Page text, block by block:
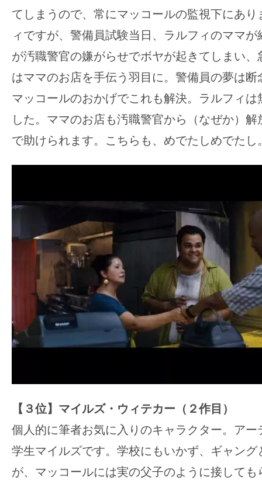
てしまうので、常にマッコールの監視下にあ
ィですが、警備員試験当日、ラルフィのママ
が汚職警官の嫌がらせでボヤが起きてしまい
はママのお店を手伝う羽目に。警備員の夢は
マッコールのおかげでこれも解決。ラルフィ
した。ママのお店も汚職警官から（なぜか）
で助けられます。こちらも、めでたしめでたし
【３位】マイルズ・ウィテカー（２作目）
個人的に筆者お気に入りのキャラクター。アー
学生マイルズです。学校にもいかず、ギャング
が、マッコールには実の父子のように接して